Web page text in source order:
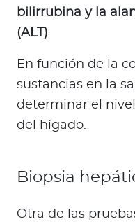
bilirrubina y la
(ALT).
En función de la
sustancias en la
determinar el
del hígado.
Biopsia
Otra de las